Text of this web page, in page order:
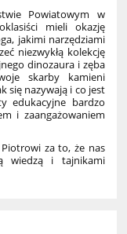
Powiatowym w
mieli okazję
jakimi narzędziami
niezwykłą kolekcję
dinozaura i zęba
skarby kamieni
się nazywają i co jest
edukacyjne bardzo
i zaangażowaniem
za to, że nas
wiedzą i tajnikami